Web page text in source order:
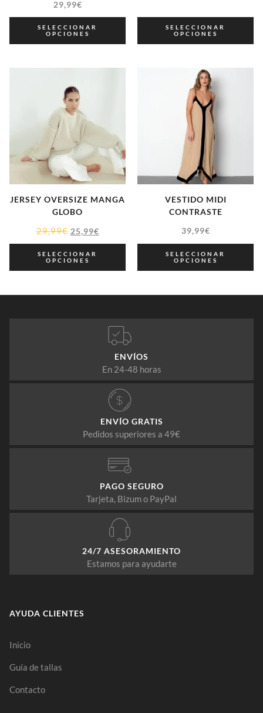
29,99€
SELECCIONAR
OPCIONES
SELECCIONAR
OPCIONES
JERSEY OVERSIZE MANGA
GLOBO
29,99€ 25,99€
SELECCIONAR
OPCIONES
VESTIDO MIDI
CONTRASTE
39,99€
SELECCIONAR
OPCIONES
ENVÍOS
En 24-48 horas
ENVÍO GRATIS
Pedidos superiores a 49€
PAGO SEGURO
Tarjeta, Bizum o PayPal
24/7 ASESORAMIENTO
Estamos para ayudarte
AYUDA CLIENTES
Inicio
Guía de tallas
Contacto